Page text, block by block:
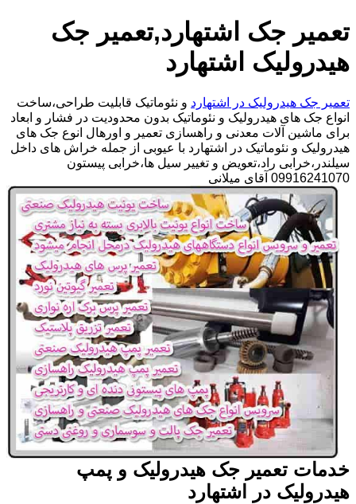
تعمیر جک اشتهارد,تعمیر جک
هیدرولیک اشتهارد
تعمیر جک هیدرولیک در اشتهارد و نئوماتیک قابلیت طراحی،ساخت
انواع جک های هیدرولیک و نئوماتیک بدون محدودیت در فشار و ابعاد
برای ماشین آلات معدنی و راهسازی تعمیر و اورهال انوع جک های
هیدرولیک و نئوماتیک در اشتهارد با عیوبی از جمله خراش های داخل
سیلندر،خرابی راد،تعویض و تغییر سیل ها،خرابی پیستون
09916241070 آقای میلانی
خدمات تعمیر جک هیدرولیک و پمپ
هیدرولیک در اشتهارد